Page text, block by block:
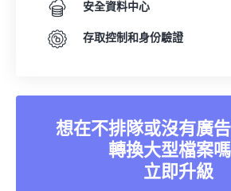
安全資料中心
存取控制和身份驗證
想在不排隊或沒有廣
轉換大型檔案
立即升級